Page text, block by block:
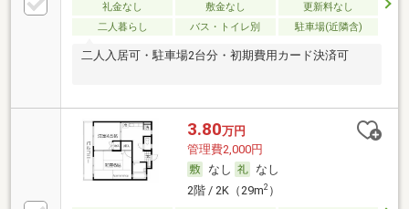
礼金なし 敷金なし
更新料なし
二人暮らし
バス・トイレ別 駐車場(近隣含)
二人入居可・駐車場2台分・初期費用カード決済可
3.80万円
管理費2,000円
なし
なし
2階 / 2K（29m2）